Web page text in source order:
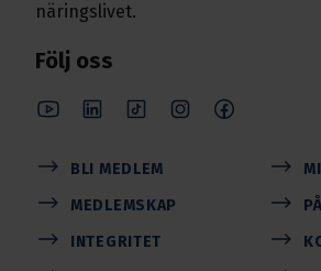
näringslivet.
Följ oss
BLI MEDLEM
MEDLEMSKAP
INTEGRITET